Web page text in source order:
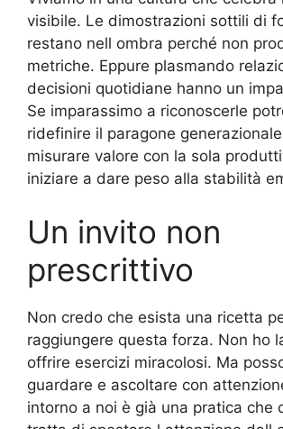
visibile. Le dimostrazioni sottili di
restano nell ombra perché non
metriche. Eppure plasmando
decisioni quotidiane hanno un
Se imparassimo a riconoscerle
ridefinire il paragone
misurare valore con la sola
iniziare a dare peso alla stabilità
Un invito non
prescrittivo
Non credo che esista una ricetta
raggiungere questa forza. Non ho
offrire esercizi miracolosi. Ma
guardare e ascoltare con
intorno a noi è già una pratica che